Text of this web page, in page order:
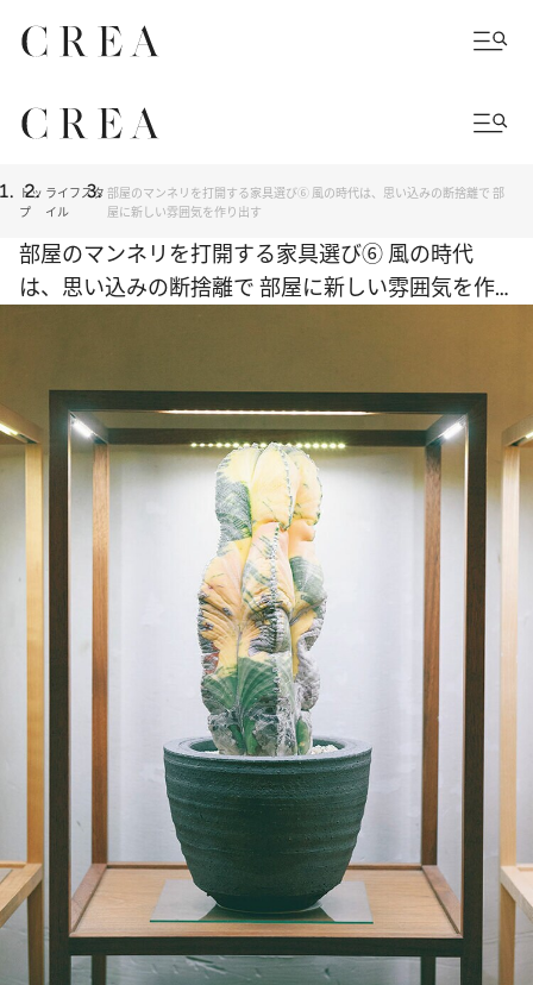
トッ
プ
ライフスタ
イル
部屋のマンネリを打開する家具選び⑥ 風の時代は、思い込みの断捨離で 部
屋に新しい雰囲気を作り出す
部屋のマンネリを打開する家具選び⑥ 風の時代
は、思い込みの断捨離で 部屋に新しい雰囲気を作